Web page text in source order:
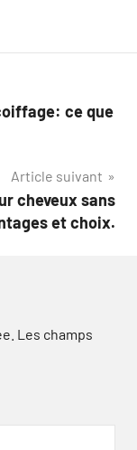
ce que
Article suivant
cheveux sans
et choix.
Les champs